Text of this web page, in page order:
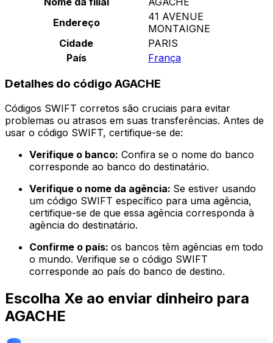
Endereço
41 AVENUE
MONTAIGNE
Cidade
PARIS
País
França
Detalhes do código AGACHE
Códigos SWIFT corretos são cruciais para evitar
problemas ou atrasos em suas transferências. Antes de
usar o código SWIFT, certifique-se de:
Verifique o banco: Confira se o nome do banco
corresponde ao banco do destinatário.
Verifique o nome da agência: Se estiver usando
um código SWIFT específico para uma agência,
certifique-se de que essa agência corresponda à
agência do destinatário.
Confirme o país: os bancos têm agências em todo
o mundo. Verifique se o código SWIFT
corresponde ao país do banco de destino.
Escolha Xe ao enviar dinheiro para
AGACHE